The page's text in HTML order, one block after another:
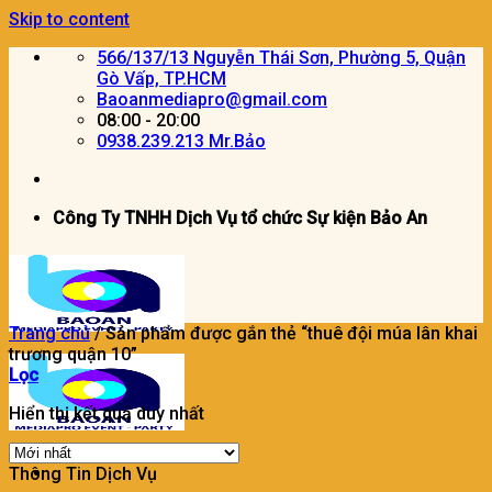
Skip to content
566/137/13 Nguyễn Thái Sơn, Phường 5, Quận
Gò Vấp, TP.HCM
Baoanmediapro@gmail.com
08:00 - 20:00
0938.239.213 Mr.Bảo
Công Ty TNHH Dịch Vụ tổ chức Sự kiện Bảo An
Trang chủ /Sản phẩm được gắn thẻ “thuê đội múa lân khai
trương quận 10”
Lọc
Hiển thị kết quả duy nhất
Thông Tin Dịch Vụ